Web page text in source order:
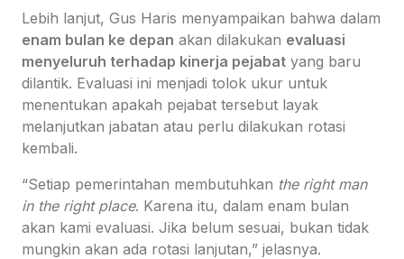
Lebih lanjut, Gus Haris menyampaikan bahwa dalam
enam bulan ke depan akan dilakukan evaluasi
menyeluruh terhadap kinerja pejabat yang baru
dilantik. Evaluasi ini menjadi tolok ukur untuk
menentukan apakah pejabat tersebut layak
melanjutkan jabatan atau perlu dilakukan rotasi
kembali.
“Setiap pemerintahan membutuhkan the right man
in the right place. Karena itu, dalam enam bulan
akan kami evaluasi. Jika belum sesuai, bukan tidak
mungkin akan ada rotasi lanjutan,” jelasnya.